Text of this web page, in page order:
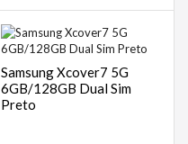
Samsung Xcover7 5G
6GB/128GB Dual Sim
Preto